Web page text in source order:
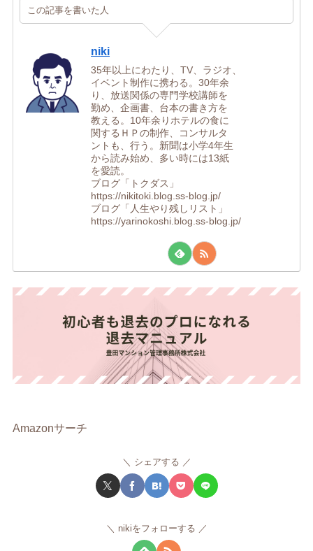
この記事を書いた人
niki
35年以上にわたり、TV、ラジオ、
イベント制作に携わる。30年余
り、放送関係の専門学校講師を
勤め、企画書、台本の書き方を
教える。10年余りホテルの食に
関するＨＰの制作、コンサルタ
ントも、行う。新聞は小学4年生
から読み始め、多い時には13紙
を愛読。
ブログ「トクダス」
https://nikitoki.blog.ss-blog.jp/
ブログ「人生やり残しリスト」
https://yarinokoshi.blog.ss-blog.jp/
Amazonサーチ
シェアする
nikiをフォローする